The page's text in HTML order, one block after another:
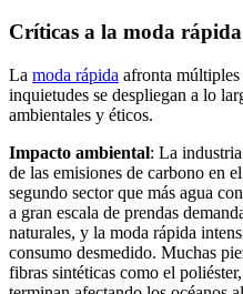
Críticas a la moda rápida
La moda rápida afronta
inquietudes se despliegan a lo
ambientales y éticos.
Impacto ambiental: La
de las emisiones de carbono en
segundo sector que más agua
a gran escala de prendas
naturales, y la moda rápida
consumo desmedido. Muchas
fibras sintéticas como el